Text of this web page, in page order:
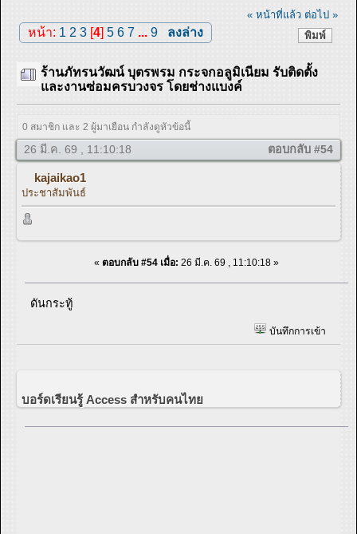
« หน้าที่แล้ว ต่อไป »
พิมพ์
หน้า: 1 2 3[4] 5 6 7 ... 9 ลงล่าง
ร้านภัทรนวัฒน์ บุตรพรม กระจกอลูมิเนียม รับติดตั้ง
และงานซ่อมครบวงจร โดยช่างแบงค์
0 สมาชิก และ 2 ผู้มาเยือน กำลังดูหัวข้อนี้
26 มี.ค. 69 , 11:10:18 ตอบกลับ #54
kajaikao1
ประชาสัมพันธ์
« ตอบกลับ #54 เมื่อ: 26 มี.ค. 69 , 11:10:18 »
ดันกระทู้
บันทึกการเข้า
บอร์ดเรียนรู้ Access สำหรับคนไทย